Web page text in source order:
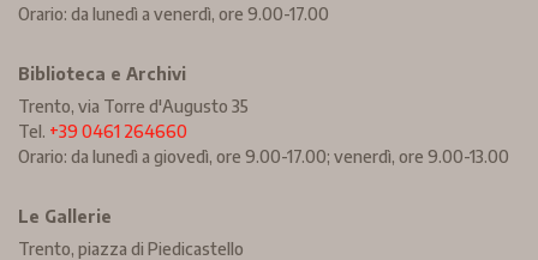
Orario: da lunedì a venerdì, ore 9.00-17.00
Biblioteca e Archivi
Trento, via Torre d'Augusto 35
Tel. +39 0461 264660
Orario: da lunedì a giovedì, ore 9.00-17.00; venerdì, ore 9.00-13.00
Le Gallerie
Trento, piazza di Piedicastello